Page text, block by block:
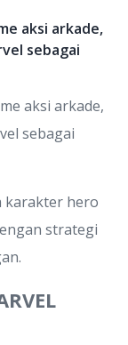
aksi arkade,
sebagai
aksi arkade,
sebagai
karakter hero
strategi